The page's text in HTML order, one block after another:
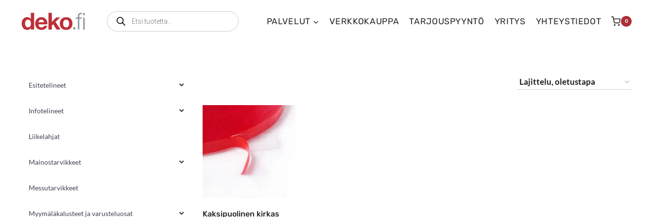
sisältöön
Products
search
PALVELUT VERKKOKAUPPA TARJOUSPYYNTÖ YRITYS YHTEYSTIEDOT 0
Kaksipuolinen kirkas
Esitetelineet
Infotelineet
Liikelahjat
Mainostarvikkeet
Messutarvikkeet
Myymäläkalusteet ja varusteluosat